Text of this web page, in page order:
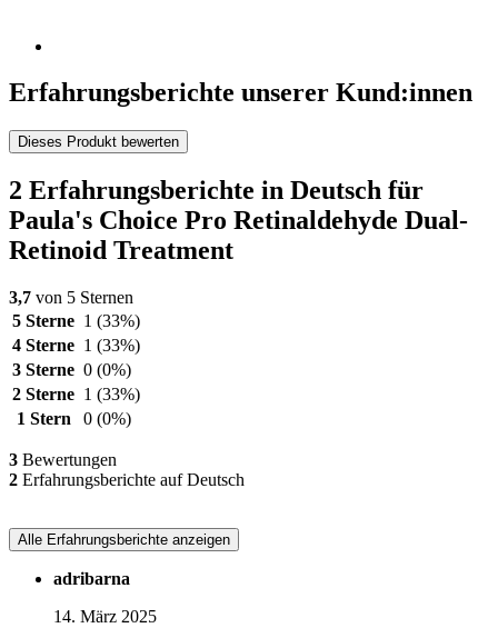
Erfahrungsberichte unserer Kund:innen
Dieses Produkt bewerten
2 Erfahrungsberichte in Deutsch für
Paula's Choice Pro Retinaldehyde Dual-
Retinoid Treatment
3,7 von 5 Sternen
5 Sterne 1 (33%)
4 Sterne 1 (33%)
3 Sterne 0 (0%)
2 Sterne 1 (33%)
1 Stern
0 (0%)
3 Bewertungen
2 Erfahrungsberichte auf Deutsch
Alle Erfahrungsberichte anzeigen
adribarna
14. März 2025